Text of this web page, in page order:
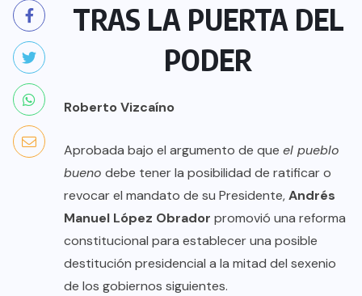
TRAS LA PUERTA DEL
PODER
Roberto Vizcaíno
Aprobada bajo el argumento de que el pueblo
bueno debe tener la posibilidad de ratificar o
revocar el mandato de su Presidente,Andrés
Manuel López Obrador promovió una reforma
constitucional para establecer una posible
destitución presidencial a la mitad del sexenio
de los gobiernos siguientes.